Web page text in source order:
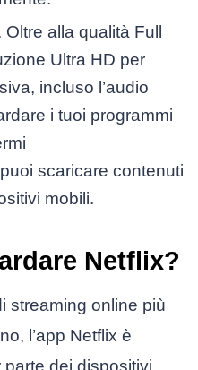
Oltre alla qualità Full
Ultra HD per
incluso l’audio
i tuoi programmi
scaricare contenuti
mobili.
Netflix?
streaming online più
l’app Netflix è
dei dispositivi